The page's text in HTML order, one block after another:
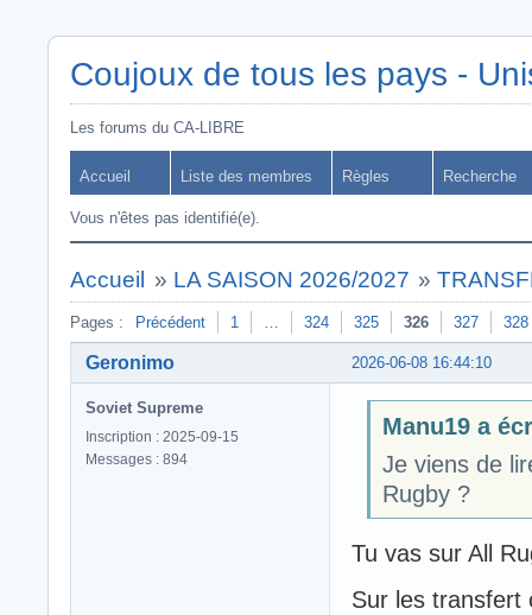
Coujoux de tous les pays -
Les forums du CA-LIBRE
Accueil Liste des membres Règles Recherche
Vous n'êtes pas identifié(e).
Accueil » LA SAISON 2026/2027 »
Pages : Précédent 1 … 324 325 326 327 328
2026-06-08 16:44:10
Geronimo
Soviet Supreme
Inscription : 2025-09-15
Messages : 894
Manu19 a
Je viens de
Rugby ?
Tu vas sur All
Sur les transfert